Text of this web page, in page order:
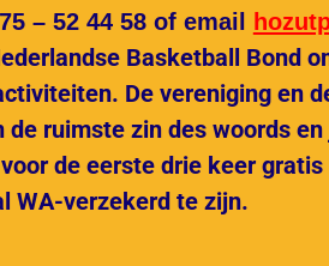
– 52 44 58 of email
Basketball Bond
De vereniging en
de ruimste zin des woords
de eerste drie keer
WA-verzekerd te zijn.